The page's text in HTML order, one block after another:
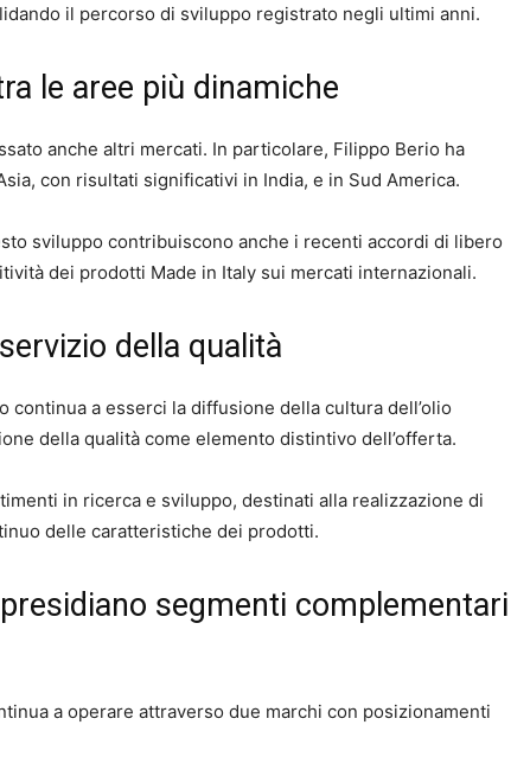
il percorso di sviluppo registrato negli ultimi anni.
le aree più dinamiche
anche altri mercati. In particolare, Filippo Berio ha
con risultati significativi in India, e in Sud America.
sviluppo contribuiscono anche i recenti accordi di libero
dei prodotti Made in Italy sui mercati internazionali.
della qualità
a esserci la diffusione della cultura dell’olio
della qualità come elemento distintivo dell’offerta.
in ricerca e sviluppo, destinati alla realizzazione di
delle caratteristiche dei prodotti.
segmenti complementari
a operare attraverso due marchi con posizionamenti